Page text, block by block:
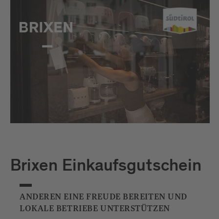
Brixen Einkaufsgutschein
ANDEREN EINE FREUDE BEREITEN UND
LOKALE BETRIEBE UNTERSTÜTZEN